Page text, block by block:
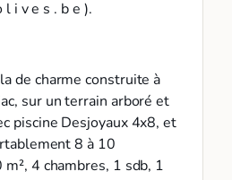
i v e s . b e ).
de charme construite à
sur un terrain arboré et
piscine Desjoyaux 4x8, et
8 à 10
4 chambres, 1 sdb, 1